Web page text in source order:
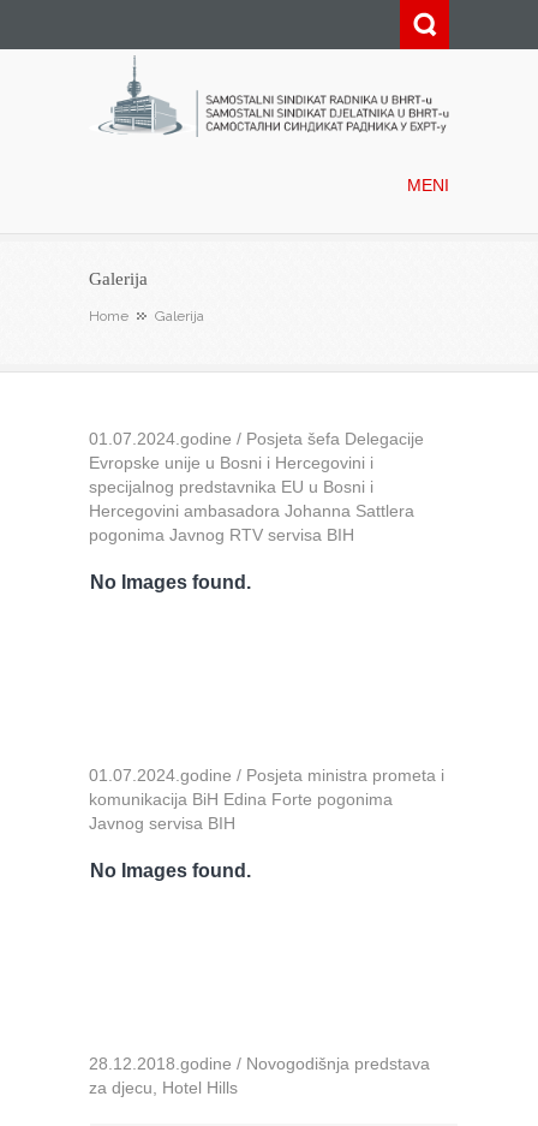
MENI
Galerija
Home Galerija
01.07.2024.godine / Posjeta šefa Delegacije
Evropske unije u Bosni i Hercegovini i
specijalnog predstavnika EU u Bosni i
Hercegovini ambasadora Johanna Sattlera
pogonima Javnog RTV servisa BIH
No Images found.
01.07.2024.godine / Posjeta ministra prometa i
komunikacija BiH Edina Forte pogonima
Javnog servisa BIH
No Images found.
28.12.2018.godine / Novogodišnja predstava
za djecu, Hotel Hills